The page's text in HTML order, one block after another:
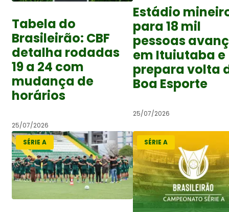
Tabela do
Brasileirão: CBF
detalha rodadas
19 a 24 com
mudança de
horários
25/07/2026
Estádio
para 18 mil
pessoas
em Ituiutaba e
prepara volta
Boa Esporte
25/07/2026
SÉRIE A SÉRIE A